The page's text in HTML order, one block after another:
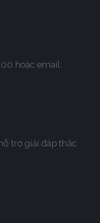
hoặc email:
trợ giải đáp thắc